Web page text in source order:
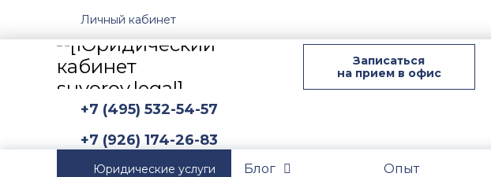
Личный кабинет
Записаться
на прием в офис
+7 (495) 532-54-57
+7 (926) 174-26-83
Юридические услуги Блог Опыт